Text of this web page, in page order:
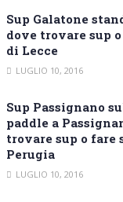
Sup Galatone
dove trovare sup
di Lecce
LUGLIO 10, 2016
Sup Passignano
paddle a
trovare sup o
Perugia
LUGLIO 10, 2016